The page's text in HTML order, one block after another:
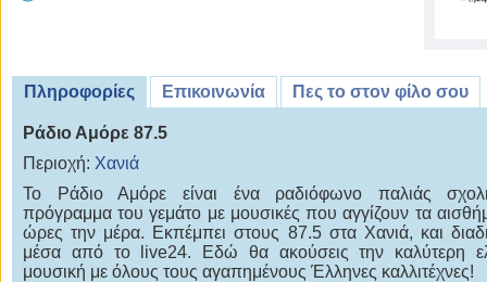
Πληροφορίες Επικοινωνία Πες το στον φίλο σου
Ράδιο Αμόρε 87.5
Περιοχή: Χανιά
Το Ράδιο Αμόρε είναι ένα ραδιόφωνο παλιάς
πρόγραμμα του γεμάτο με μουσικές που αγγίζουν τα
ώρες την μέρα. Εκπέμπει στους 87.5 στα Χανιά, και
μέσα από το live24. Εδώ θα ακούσεις την καλύτερη
μουσική με όλους τους αγαπημένους Έλληνες καλλιτέχνες!